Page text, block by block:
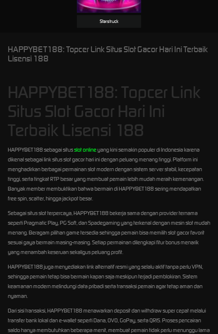
Starstruck
HAPPYBET188: Topcer Link Situs Slot Gacor Hari Ini Terbaik
Lisensi 188
HAPPYBET188: Topcer Link
Situs Slot Gacor Hari Ini
Terbaik Lisensi 188
HAPPYBET188 sebagai situsslot onlineyang kini semakin populer di Indonesia karena
dikenal sebagai link situs slot gacor hari ini dengan peluang menang tinggi. Platform ini
menghadirkan berbagai permainan slot modern dengan sistem server stabil, kecepatan
tinggi, serta tingkat RTP besar yang membuat pemain lebih mudah meraih kemenangan.
Banyak member membuktikan bahwa bermain di HAPPYBET188 sering mendapatkan
free spin, scatter, hingga jackpot besar.
Sebagai situs slot terpercaya, HAPPYBET188 bekerja sama dengan provider ternama
seperti Pragmatic Play, PG Soft, dan Spadegaming yang terkenal dengan mesin slot mudah
menang. Beragam pilihan game tersedia sehingga pemain bisa memilih slot gacor favorit
sesuai gaya bermain masing-masing. Setiap permainan dilengkapi fitur bonus menarik
yang menambah keseruan sekaligus peluang profit.
HAPPYBET188 juga menyediakan link alternatif resmi yang selalu aktif tanpa perlu VPN,
sehingga pemain tetap bisa bermain kapan saja meskipun terjadi pemblokiran. Sistem
keamanan modern melindungi data pribadi serta transaksi pemain agar tetap aman dan
nyaman.
Dari sisi transaksi, HAPPYBET188 menawarkan deposit dan withdraw super cepat melalui
transfer bank lokal dan e-wallet seperti Dana, OVO, GoPay, serta QRIS. Proses pencairan
saldo hanya membutuhkan beberapa menit, membuat pemain tidak perlu menunggu lama